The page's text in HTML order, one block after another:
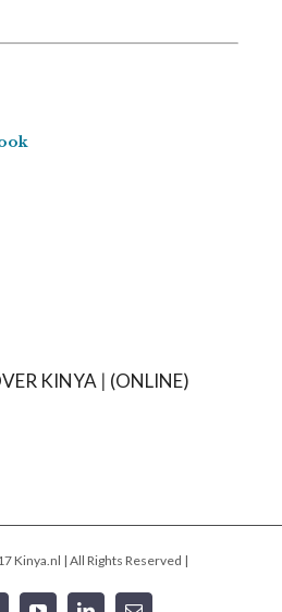
KINYA | (ONLINE)
Kinya.nl | All Rights Reserved |